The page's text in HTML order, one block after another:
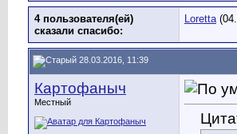
4 пользователя(ей)
сказали cпасибо:
Loretta
28.03.2016, 11:39
Картофаныч
Местный